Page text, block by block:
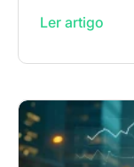
Ler artigo